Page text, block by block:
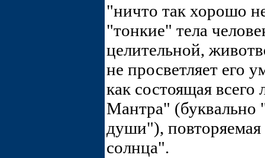
"ничто так хорошо
"тонкие" тела
целительной,
не просветляет его
как состоящая
Мантра" (буквально
души"), повторяемая
солнца".